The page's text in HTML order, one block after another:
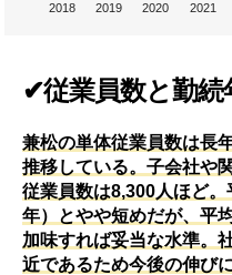
2018 2019 2020 2021
✔従業員数と勤続
兼松の単体従業員数は長
推移している。子会社や
従業員数は8,300人ほど
年）とやや短めだが、平
加味すれば妥当な水準。
近であるため今後の伸びに